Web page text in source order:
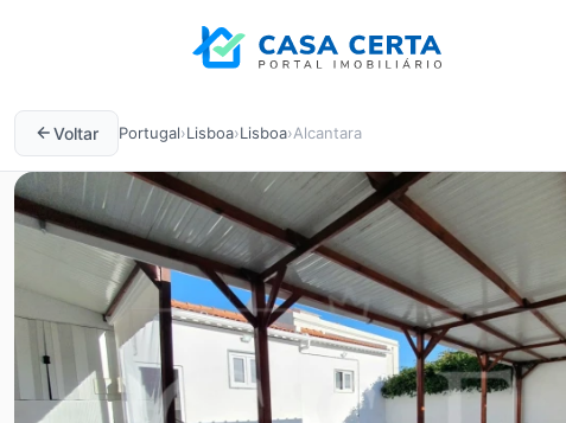
Voltar Portugal›Lisboa›Lisboa›Alcantara